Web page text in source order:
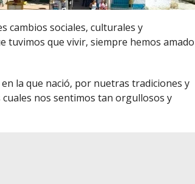
cambios sociales, culturales y
tuvimos que vivir, siempre hemos amado
la que nació, por nuetras tradiciones y
nos sentimos tan orgullosos y